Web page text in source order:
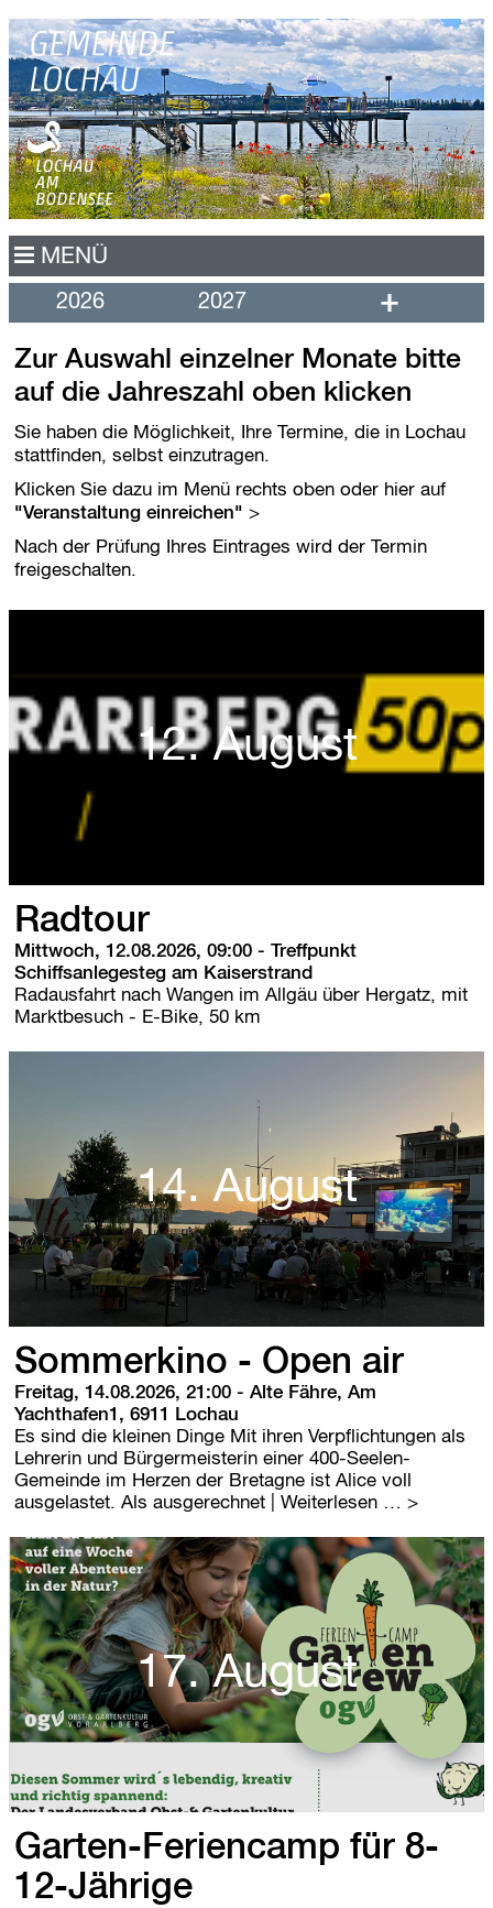
N
a
t
i
n
ü
e
r
p
r
n
MENÜ
2026
2027 +
Zur Auswahl einzelner Monate bitte
auf die Jahreszahl oben klicken
Sie haben die Möglichkeit, Ihre Termine, die in Lochau
stattfinden, selbst einzutragen.
Klicken Sie dazu im Menü rechts oben oder hier auf
"Veranstaltung einreichen"
Nach der Prüfung Ihres Eintrages wird der Termin
freigeschalten.
12. August
Radtour
Mittwoch, 12.08.2026, 09:00 - Treffpunkt
Schiffsanlegesteg am Kaiserstrand
Radausfahrt nach Wangen im Allgäu über Hergatz, mit
Marktbesuch - E-Bike, 50 km
14. August
Sommerkino - Open air
Freitag, 14.08.2026, 21:00 - Alte Fähre, Am
Yachthafen1, 6911 Lochau
Es sind die kleinen Dinge Mit ihren Verpflichtungen als
Lehrerin und Bürgermeisterin einer 400-Seelen-
Gemeinde im Herzen der Bretagne ist Alice voll
ausgelastet. Als ausgerechnet
| Weiterlesen … S
m
m
k
i
n
O
p
n
a
17. August
Garten-Feriencamp für 8-
12-Jährige